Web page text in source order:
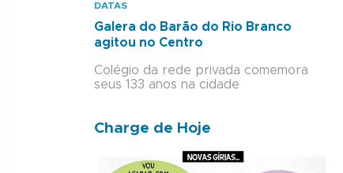
DATAS
Galera do Barão do Rio Branco
agitou no Centro
Colégio da rede privada comemora
seus 133 anos na cidade
Charge de Hoje